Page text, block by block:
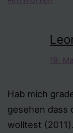
19.
Hab mich
gesehen dass
wolltest